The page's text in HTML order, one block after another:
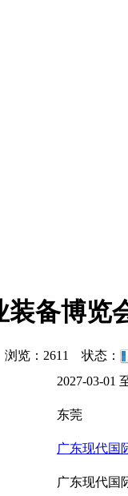
装备博览
览： 2611
状态：
2027-03-01
东莞
广东现代国
广东现代国